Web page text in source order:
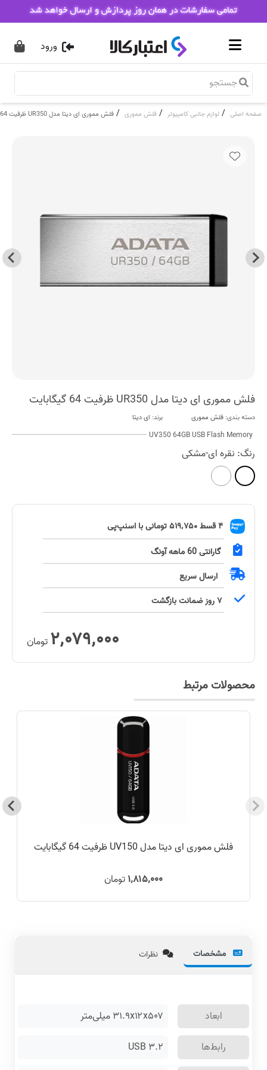
ورود
صفحه اصلی / لوازم جانبی کامپیوتر / فلش مموری / فلش مموری ای دیتا مدل UR350 ظرفیت 64 گیگابایت
فلش مموری ای دیتا مدل UR350 ظرفیت 64 گیگابایت
دسته بندی: فلش مموری برند: ای دیتا
UV350 64GB USB Flash Memory
رنگ: نقره ای-مشکی
۴ قسط ۵۱۹٬۷۵۰تومانی با اسنپ‌پی
گارانتی60 ماهه آونگ
ارسال سریع
۲٬۰۷۹٬۰۰۰ تومان
محصولات مرتبط
فلش مموری ای دیتا مدل UV150 ظرفیت 64 گیگابایت
۱٬۸۱۵٬۰۰۰ تومان
مشخصات نظرات
ابعاد
۳۱.۹x۱۲x۵۰۷ میلی‌متر
رابط‌ها
USB ۳.۲